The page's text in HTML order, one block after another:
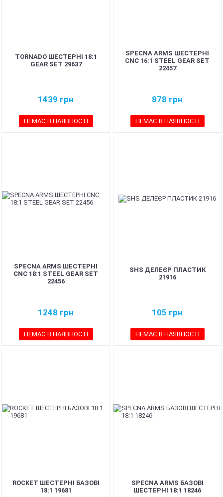
TORNADO ШЕСТЕРНІ 18:1
GEAR SET 29637
1439 грн
НЕМАЄ В НАЯВНОСТІ
SPECNA ARMS ШЕСТЕРНІ
CNC 16:1 STEEL GEAR SET
22457
878 грн
НЕМАЄ В НАЯВНОСТІ
SPECNA ARMS ШЕСТЕРНІ
CNC 18:1 STEEL GEAR SET
22456
1248 грн
НЕМАЄ В НАЯВНОСТІ
SHS ДЕЛЕЄР ПЛАСТИК
21916
105 грн
НЕМАЄ В НАЯВНОСТІ
ROCKET ШЕСТЕРНІ БАЗОВІ
18:1 19681
SPECNA ARMS БАЗОВІ
ШЕСТЕРНІ 18:1 18246